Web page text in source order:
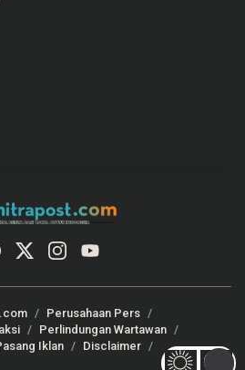
Perusahaan Pers
Perlindungan Wartawan
Iklan
Disclaimer